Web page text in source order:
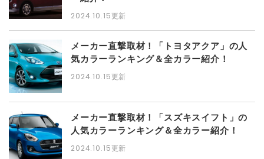
2024.10.15更新
メーカー直撃取材！「トヨタアクア」の人
気カラーランキング＆全カラー紹介！
2024.10.15更新
メーカー直撃取材！「スズキスイフト」の
人気カラーランキング＆全カラー紹介！
2024.10.15更新